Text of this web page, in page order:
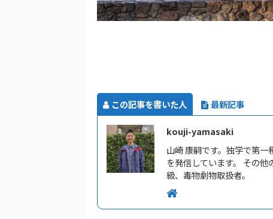
この記事を書いた人 最新記事
kouji-yamasaki
山崎 康嗣です。独学で第
を発信しています。 その
級、毒物劇物取扱者。